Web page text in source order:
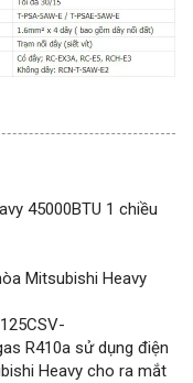
45000BTU 1 chiều
Mitsubishi Heavy
R410a sử dụng điện
Heavy cho ra mắt